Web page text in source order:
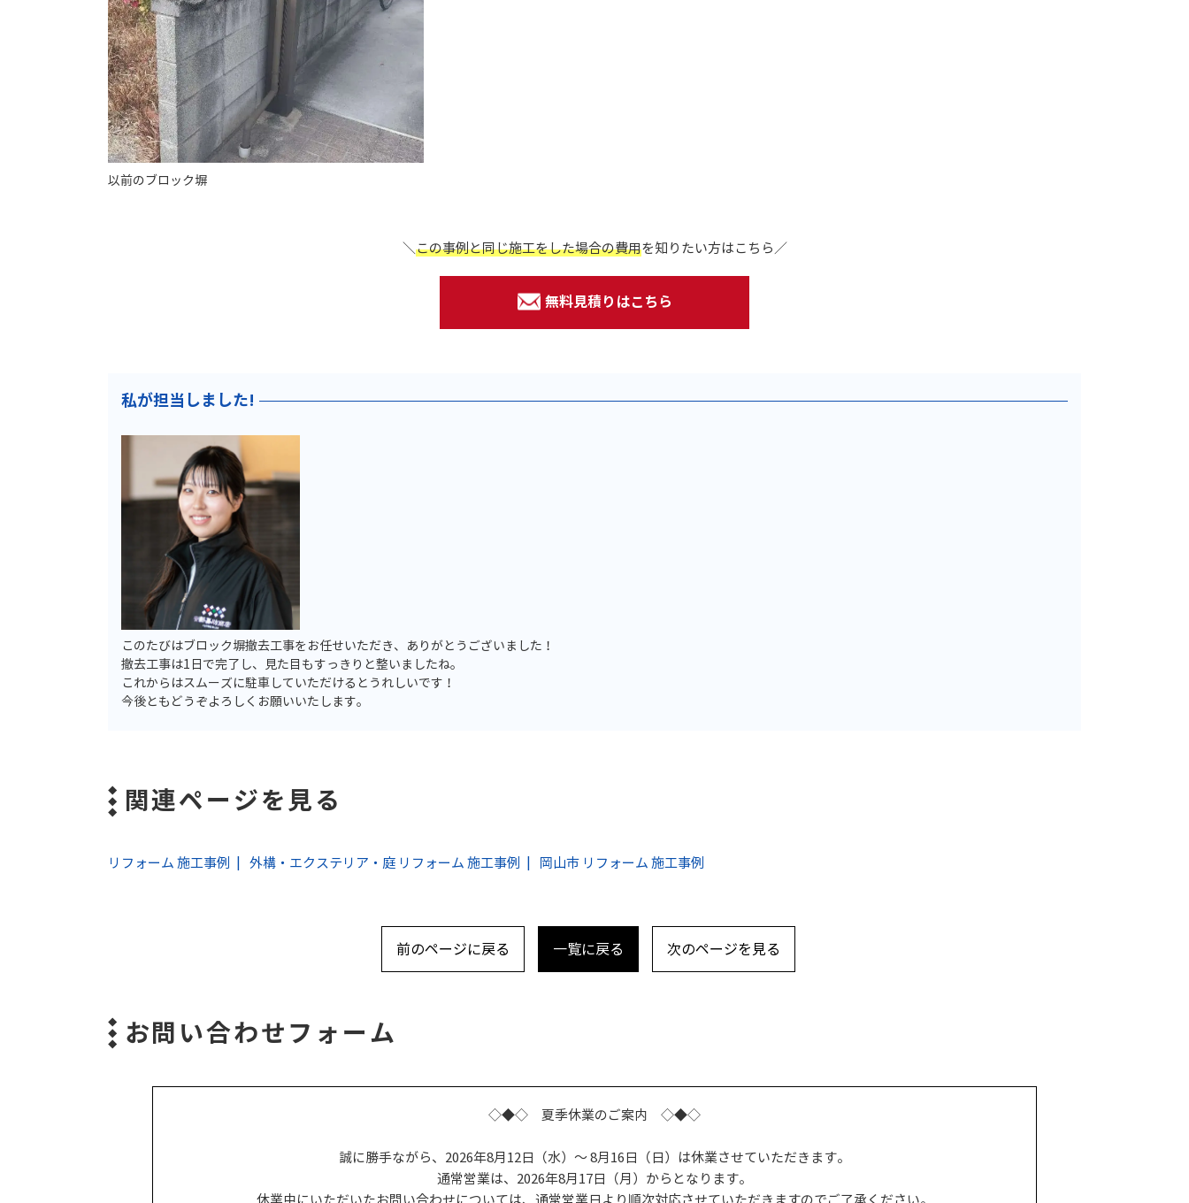
以前のブロック塀
＼この事例と同じ施工をした場合の費用を知りたい方はこちら／
無料見積りはこちら
私が担当しました!
このたびはブロック塀撤去工事をお任せいただき、ありがとうございました！
撤去工事は1日で完了し、見た目もすっきりと整いましたね。
これからはスムーズに駐車していただけるとうれしいです！
今後ともどうぞよろしくお願いいたします。
関連ページを見る
リフォーム 施工事例 外構・エクステリア・庭 リフォーム 施工事例 岡山市 リフォーム 施工事例
前のページに戻る 一覧に戻る 次のページを見る
お問い合わせフォーム
◇◆◇ 夏季休業のご案内 ◇◆◇
誠に勝手ながら、2026年8月12日（水）～ 8月16日（日）は休業させていただきます。
通常営業は、2026年8月17日（月）からとなります。
休業中にいただいたお問い合わせについては、通常営業日より順次対応させていただきますのでご了承ください。